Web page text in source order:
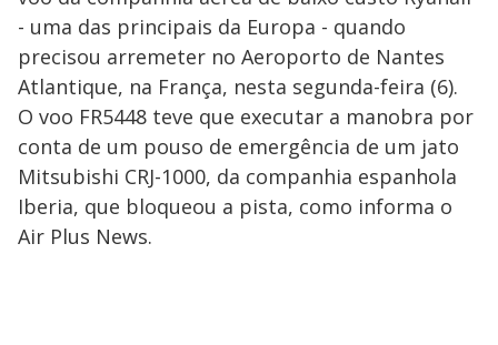
- uma das principais da Europa - quando
precisou arremeter no Aeroporto de Nantes
Atlantique, na França, nesta segunda-feira (6).
O voo FR5448 teve que executar a manobra por
conta de um pouso de emergência de um jato
Mitsubishi CRJ-1000, da companhia espanhola
Iberia, que bloqueou a pista, como informa o
Air Plus News.